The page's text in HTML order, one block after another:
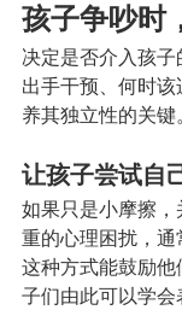
孩子争吵时
决定是否介入孩
出手干预、何时
养其独立性的关键。
让孩子尝试自
如果只是小摩擦
重的心理困扰，通
这种方式能鼓励
子们由此可以学